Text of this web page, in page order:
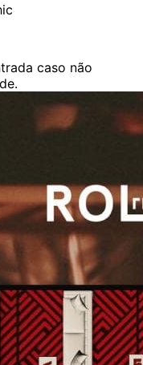
caso não